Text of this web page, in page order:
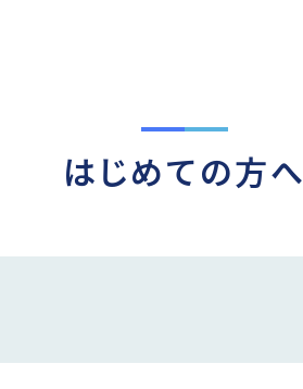
はじめての方へ